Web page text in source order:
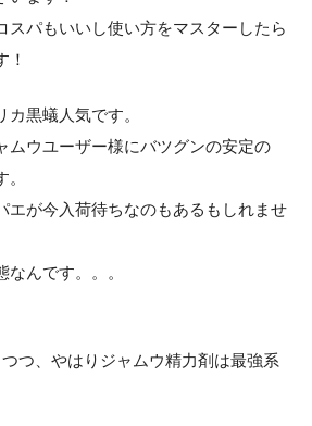
スパもいいし使い方をマスターしたら
！
黒蟻人気です。
ムウユーザー様にバツグンの安定の
エが今入荷待ちなのもあるもしれませ
んです。。。
つ、やはりジャムウ精力剤は最強系